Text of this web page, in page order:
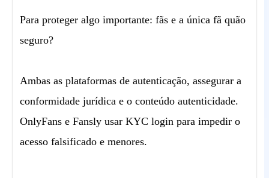
Para proteger algo importante: fãs e a única fã quão
seguro?
Ambas as plataformas de autenticação, assegurar a
conformidade jurídica e o conteúdo autenticidade.
OnlyFans e Fansly usar KYC login para impedir o
acesso falsificado e menores.